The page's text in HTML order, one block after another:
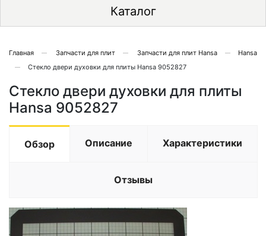
Каталог
Главная Запчасти для плит Запчасти для плит Hansa
Hansa
Стекло двери духовки для плиты Hansa 9052827
Стекло двери духовки для плиты
Hansa 9052827
Обзор Описание Характеристики
Отзывы